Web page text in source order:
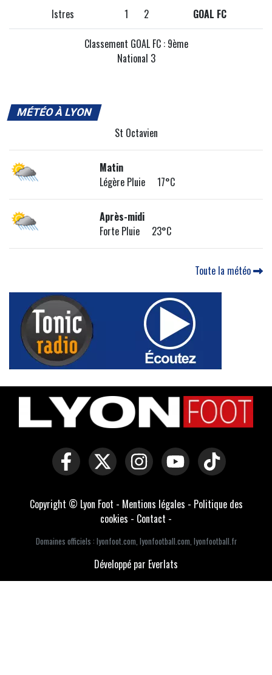
Istres 1 2 GOAL FC
Classement GOAL FC : 9ème
National 3
MÉTÉO À LYON
St Octavien
Matin
Légère Pluie 17°C
Après-midi
Forte Pluie 23°C
Toute la météo
Copyright © Lyon Foot - Mentions légales - Politique des
cookies - Contact -
Domaines officiels : lyonfoot.com lyonfootball.com lyonfootball.fr
Développé par Everlats